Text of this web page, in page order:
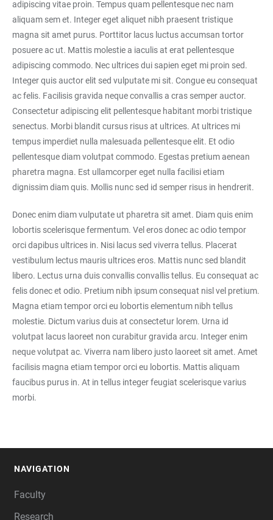
adipiscing vitae proin. Tempus quam pellentesque nec nam
aliquam sem et. Integer eget aliquet nibh praesent tristique
magna sit amet purus. Porttitor lacus luctus accumsan tortor
posuere ac ut. Mattis molestie a iaculis at erat pellentesque
adipiscing commodo. Nec ultrices dui sapien eget mi proin sed.
Integer quis auctor elit sed vulputate mi sit. Congue eu consequat
ac felis. Facilisis gravida neque convallis a cras semper auctor.
Consectetur adipiscing elit pellentesque habitant morbi tristique
senectus. Morbi blandit cursus risus at ultrices. At ultrices mi
tempus imperdiet nulla malesuada pellentesque elit. Et odio
pellentesque diam volutpat commodo. Egestas pretium aenean
pharetra magna. Est ullamcorper eget nulla facilisi etiam
dignissim diam quis. Mollis nunc sed id semper risus in hendrerit.
Donec enim diam vulputate ut pharetra sit amet. Diam quis enim
lobortis scelerisque fermentum. Vel eros donec ac odio tempor
orci dapibus ultrices in. Nisi lacus sed viverra tellus. Placerat
vestibulum lectus mauris ultrices eros. Mattis nunc sed blandit
libero. Lectus urna duis convallis convallis tellus. Eu consequat ac
felis donec et odio. Pretium nibh ipsum consequat nisl vel pretium.
Magna etiam tempor orci eu lobortis elementum nibh tellus
molestie. Dictum varius duis at consectetur lorem. Urna id
volutpat lacus laoreet non curabitur gravida arcu. Integer enim
neque volutpat ac. Viverra nam libero justo laoreet sit amet. Amet
facilisis magna etiam tempor orci eu lobortis. Mattis aliquam
faucibus purus in. At in tellus integer feugiat scelerisque varius
morbi.
NAVIGATION
Faculty
Research